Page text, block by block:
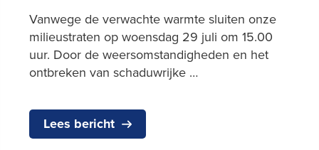
Vanwege de verwachte warmte sluiten onze
milieustraten op woensdag 29 juli om 15.00
uur. Door de weersomstandigheden en het
ontbreken van schaduwrijke …
Lees bericht